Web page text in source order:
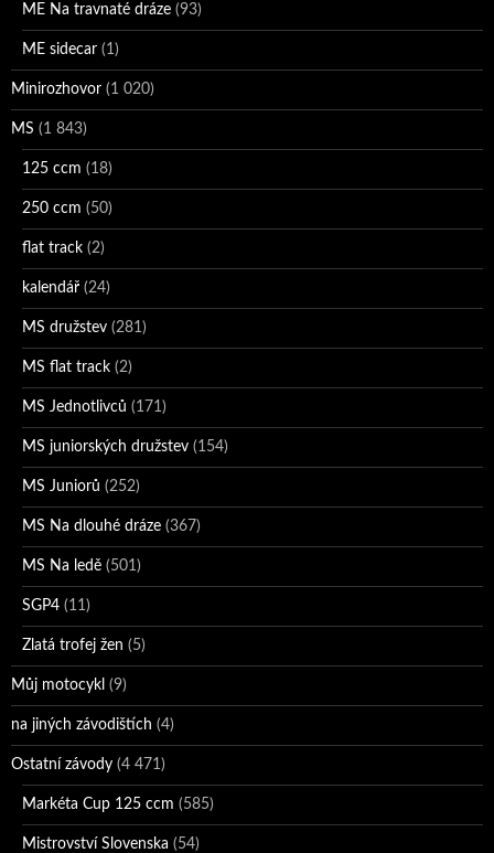
ME Na travnaté dráze (93)
ME sidecar (1)
Minirozhovor (1 020)
MS (1 843)
125 ccm (18)
250 ccm (50)
flat track (2)
kalendář (24)
MS družstev (281)
MS flat track (2)
MS Jednotlivců (171)
MS juniorských družstev (154)
MS Juniorů (252)
MS Na dlouhé dráze (367)
MS Na ledě (501)
SGP4 (11)
Zlatá trofej žen (5)
Můj motocykl (9)
na jiných závodištích (4)
Ostatní závody (4 471)
Markéta Cup 125 ccm (585)
Mistrovství Slovenska (54)